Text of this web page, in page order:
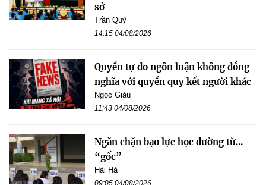
sở
Trần Quý
14:15 04/08/2026
Quyền tự do ngôn luận không đồng
nghĩa với quyền quy kết người khác
Ngọc Giàu
11:43 04/08/2026
Ngăn chặn bạo lực học đường từ...
“gốc”
Hải Hà
09:05 04/08/2026